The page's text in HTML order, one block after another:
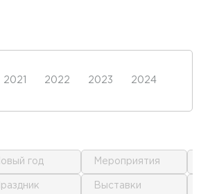
2021 2022 2023
2024
новый год
праздник
мероприятия
выставки